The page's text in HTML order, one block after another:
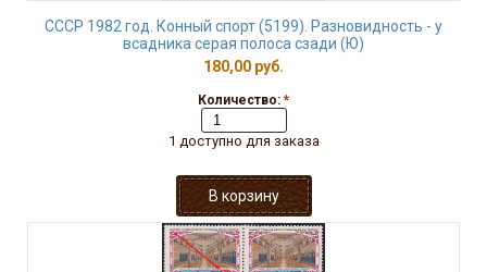
СССР 1982 год. Конный спорт (5199). Разновидность - у
всадника серая полоса сзади (Ю)
180,00 руб.
Количество: *
1 доступно для заказа